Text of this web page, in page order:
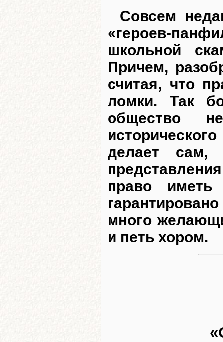
Совсем
«героев-
школьной
Причем,
считая, что
ломки. Так
общество
делает сам,
право иметь
много
и петь хором.